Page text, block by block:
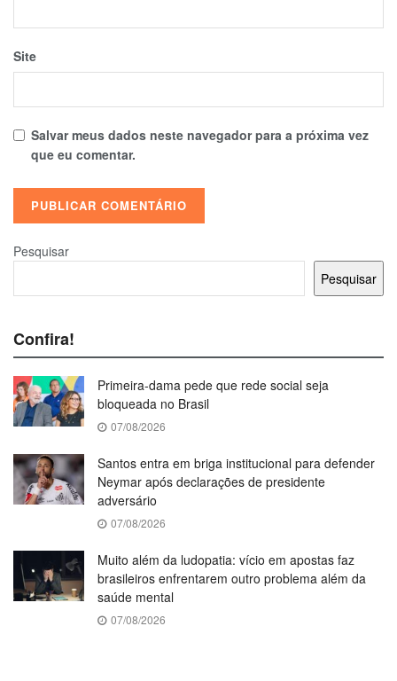
Site
Salvar meus dados neste navegador para a próxima vez
que eu comentar.
Pesquisar
Pesquisar
Confira!
Primeira-dama pede que rede social seja
bloqueada no Brasil
07/08/2026
Santos entra em briga institucional para defender
Neymar após declarações de presidente
adversário
07/08/2026
Muito além da ludopatia: vício em apostas faz
brasileiros enfrentarem outro problema além da
saúde mental
07/08/2026